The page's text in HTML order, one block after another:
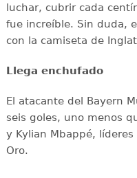
luchar, cubrir cada
fue increíble. Sin duda,
con la camiseta de
Llega enchufado
El atacante del Bayern
seis goles, uno menos
y Kylian Mbappé,
Oro.